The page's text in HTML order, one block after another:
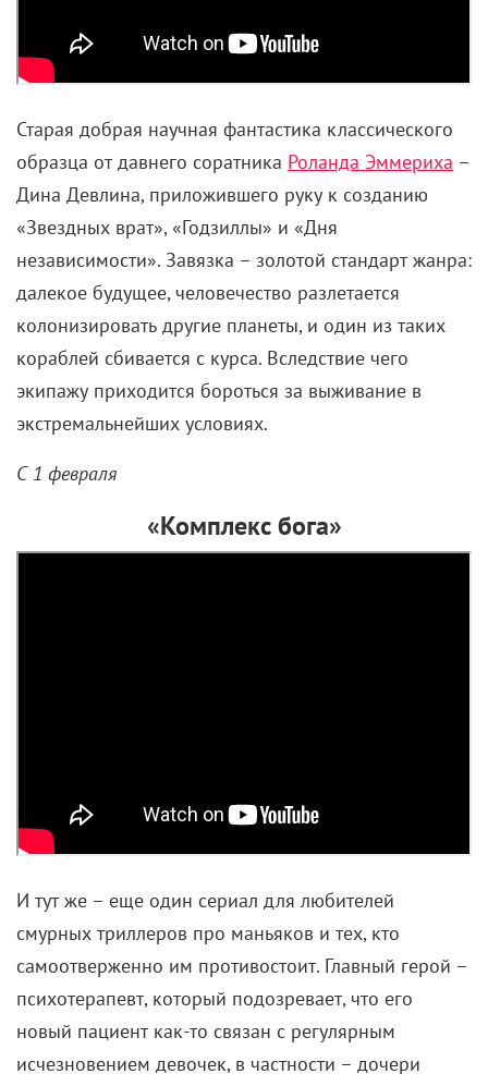
Старая добрая научная фантастика классического
образца от давнего соратника Роланда Эммериха –
Дина Девлина, приложившего руку к созданию
«Звездных врат», «Годзиллы» и «Дня
независимости». Завязка – золотой стандарт жанра:
далекое будущее, человечество разлетается
колонизировать другие планеты, и один из таких
кораблей сбивается с курса. Вследствие чего
экипажу приходится бороться за выживание в
экстремальнейших условиях.
С 1 февраля
«Комплекс бога»
И тут же – еще один сериал для любителей
смурных триллеров про маньяков и тех, кто
самоотверженно им противостоит. Главный герой –
психотерапевт, который подозревает, что его
новый пациент как-то связан с регулярным
исчезновением девочек, в частности – дочери